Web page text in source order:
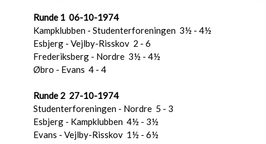
Runde 1 06-10-1974
Kampklubben - Studenterforeningen 3½ - 4½
Esbjerg - Vejlby-Risskov 2 - 6
Frederiksberg - Nordre 3½ - 4½
Øbro - Evans 4 - 4
Runde 2 27-10-1974
Studenterforeningen - Nordre 5 - 3
Esbjerg - Kampklubben 4½ - 3½
Evans - Vejlby-Risskov 1½ - 6½